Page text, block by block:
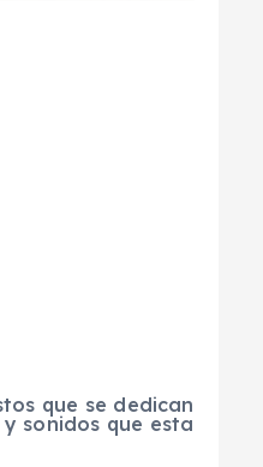
que se dedican
sonidos que esta